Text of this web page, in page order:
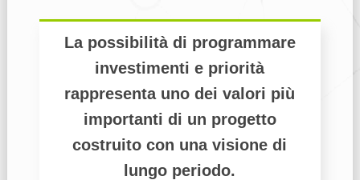
La possibilità di programmare
investimenti e priorità
rappresenta uno dei valori più
importanti di un progetto
costruito con una visione di
lungo periodo.